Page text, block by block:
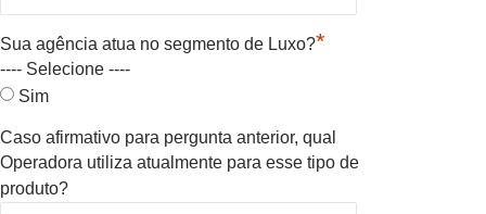
Sua agência atua no segmento de Luxo?*
---- Selecione ----
Sim
Caso afirmativo para pergunta anterior, qual
Operadora utiliza atualmente para esse tipo de
produto?